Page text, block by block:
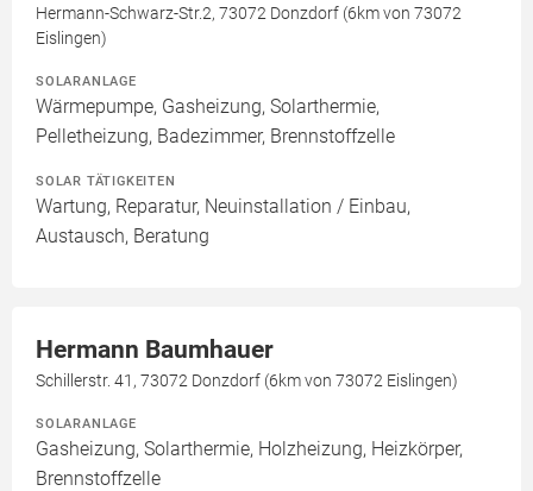
Hermann-Schwarz-Str.2, 73072 Donzdorf (6km von 73072
Eislingen)
SOLARANLAGE
Wärmepumpe, Gasheizung, Solarthermie,
Pelletheizung, Badezimmer, Brennstoffzelle
SOLAR TÄTIGKEITEN
Wartung, Reparatur, Neuinstallation / Einbau,
Austausch, Beratung
Hermann Baumhauer
Schillerstr. 41, 73072 Donzdorf (6km von 73072 Eislingen)
SOLARANLAGE
Gasheizung, Solarthermie, Holzheizung, Heizkörper,
Brennstoffzelle